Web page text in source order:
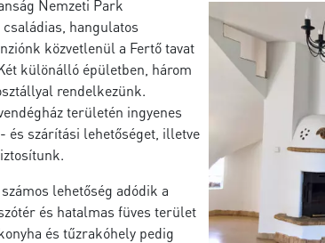
Nemzeti Park
hangulatos
közvetlenül a Fertő tavat
különálló épületben, három
rendelkezünk.
területén ingyenes
és szárítási lehetőséget, illetve
lehetőség adódik a
és hatalmas füves terület
és tűzrakóhely pedig